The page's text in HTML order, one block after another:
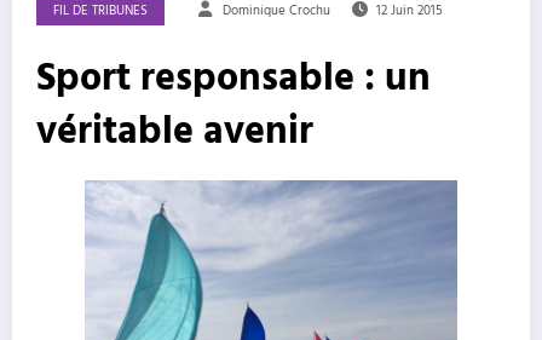
FIL DE TRIBUNES Dominique Crochu 12 Juin 2015
Sport responsable : un
véritable avenir